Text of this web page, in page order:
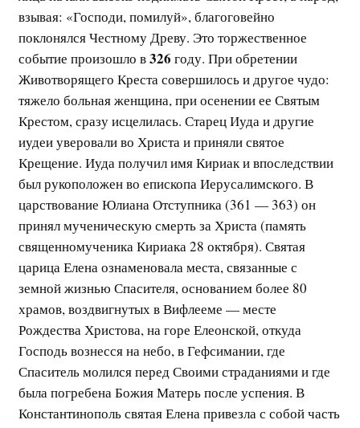
взывая: «Господи, помилуй», благоговейно
поклонялся Честному Древу. Это торжественное
событие произошло в326 году. При обретении
Животворящего Креста совершилось и другое чудо:
тяжело больная женщина, при осенении ее Святым
Крестом, сразу исцелилась. Старец Иуда и другие
иудеи уверовали во Христа и приняли святое
Крещение. Иуда получил имя Кириак и впоследствии
был рукоположен во епископа Иерусалимского. В
царствование Юлиана Отступника (361 — 363) он
принял мученическую смерть за Христа (память
священномученика Кириака 28 октября). Святая
царица Елена ознаменовала места, связанные с
земной жизнью Спасителя, основанием более 80
храмов, воздвигнутых в Вифлееме — месте
Рождества Христова, на горе Елеонской, откуда
Господь вознесся на небо, в Гефсимании, где
Спаситель молился перед Своими страданиями и где
была погребена Божия Матерь после успения. В
Константинополь святая Елена привезла с собой часть